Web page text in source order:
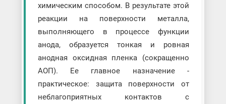
химическим способом. В результате этой
реакции на поверхности металла,
выполняющего в процессе функции
анода, образуется тонкая и ровная
анодная оксидная пленка (сокращенно
АОП). Ее главное назначение -
практическое: защита поверхности от
неблагоприятных контактов с